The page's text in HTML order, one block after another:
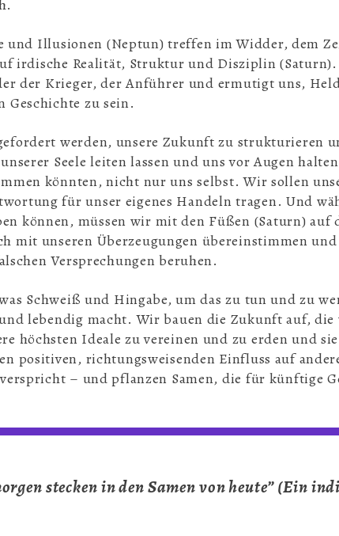
und Illusionen (Neptun) treffen im Widder, dem
irdische Realität, Struktur und Disziplin (Saturn).
der Krieger, der Anführer und ermutigt uns,
Geschichte zu sein.
werden, unsere Zukunft zu strukturieren
Seele leiten lassen und uns vor Augen
könnten, nicht nur uns selbst. Wir sollen
für unser eigenes Handeln tragen. Und
können, müssen wir mit den Füßen (Saturn) auf
mit unseren Überzeugungen übereinstimmen
Versprechungen beruhen.
Schweiß und Hingabe, um das zu tun und zu
lebendig macht. Wir bauen die Zukunft auf,
höchsten Ideale zu vereinen und zu erden und
positiven, richtungsweisenden Einfluss auf
– und pflanzen Samen, die für künftige
stecken in den Samen von heute” (Ein